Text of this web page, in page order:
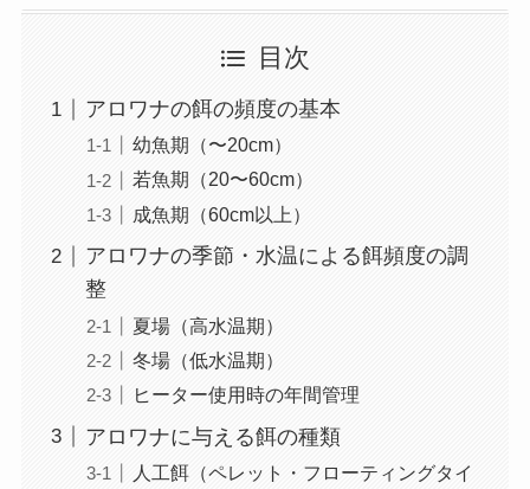
目次
アロワナの餌の頻度の基本
幼魚期（〜20cm）
若魚期（20〜60cm）
成魚期（60cm以上）
アロワナの季節・水温による餌頻度の調
整
夏場（高水温期）
冬場（低水温期）
ヒーター使用時の年間管理
アロワナに与える餌の種類
人工餌（ペレット・フローティングタイ